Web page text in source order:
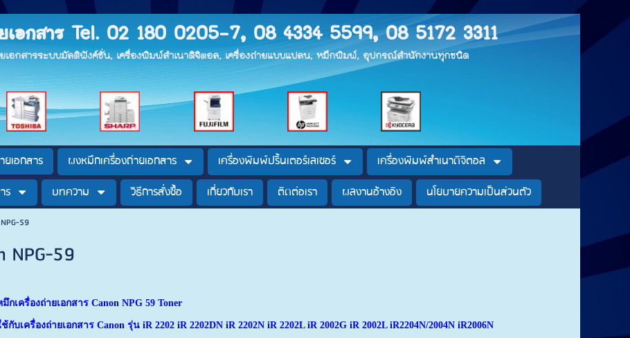
เอกสาร Tel. 02 180 0205-7, 08 4334 5599, 08 5172 3311
ยเอกสารระบบมัลติฟังค์ชั่น, เครื่องพิมพ์สำเนาดิจิตอล, เครื่องถ่ายแบบแปลน, หมึกพิมพ์, อุปกรณ์สำนักงานทุกชนิด
ยเอกสาร ผงหมึกเครื่องถ่ายเอกสาร เครื่องพิมพ์ปริ้นเตอร์เลเซอร์
เครื่องพิมพ์สำเนาดิจิตอล
ร บทความ วิธีการสั่งซื้อ เกี่ยวกับเรา ติดต่อเรา ผลงานอ้างอิง นโยบายความเป็นส่วนตัว
59
NPG-59
มึกเครื่องถ่ายเอกสาร Canon NPG 59 Toner
ช้กับเครื่องถ่ายเอกสารCanon รุ่น iR 2202 iR 2202DN iR 2202N iR 2202L iR 2002G iR 2002L iR2204N/2004N iR2006N